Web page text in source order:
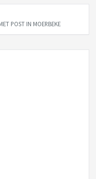
POST IN MOERBEKE